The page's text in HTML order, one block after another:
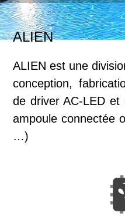
ALIEN
ALIEN est une
conception,
de driver AC-LED
ampoule connectée
…)